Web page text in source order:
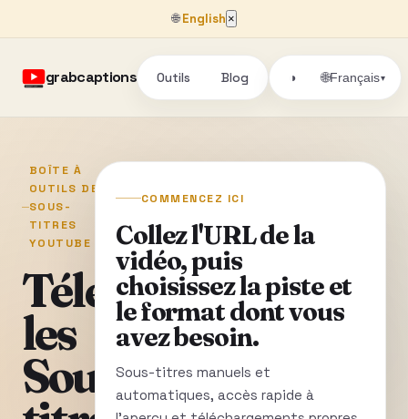
🌐English ×
grabcaptions Outils Blog ◑ 🌐Français▾
BOÎTE À
OUTILS DE
SOUS-
TITRES
YOUTUBE
Téléchargez
les
Sous-
COMMENCEZ ICI
Collez l'URL de la
vidéo, puis
choisissez la piste et
le format dont vous
avez besoin.
Sous-titres manuels et
automatiques, accès rapide à